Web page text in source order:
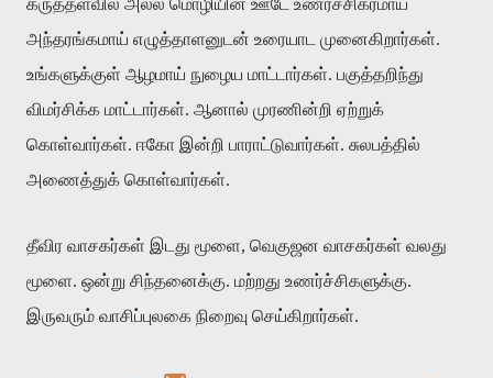
கருத்தளவில் அல்ல மொழியின் ஊடே உணர்ச்சிகரமாய்
அந்தரங்கமாய் எழுத்தாளனுடன் உரையாட முனைகிறார்கள்.
உங்களுக்குள் ஆழமாய் நுழைய மாட்டார்கள். பகுத்தறிந்து
விமர்சிக்க மாட்டார்கள். ஆனால் முரணின்றி ஏற்றுக்
கொள்வார்கள். ஈகோ இன்றி பாராட்டுவார்கள். சுலபத்தில்
அணைத்துக் கொள்வார்கள்.
தீவிர வாசகர்கள் இடது மூளை, வெகுஜன வாசகர்கள் வலது
மூளை. ஒன்று சிந்தனைக்கு. மற்றது உணர்ச்சிகளுக்கு.
இருவரும் வாசிப்புலகை நிறைவு செய்கிறார்கள்.